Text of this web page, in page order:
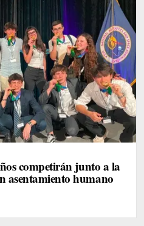
competirán junto a la
asentamiento humano